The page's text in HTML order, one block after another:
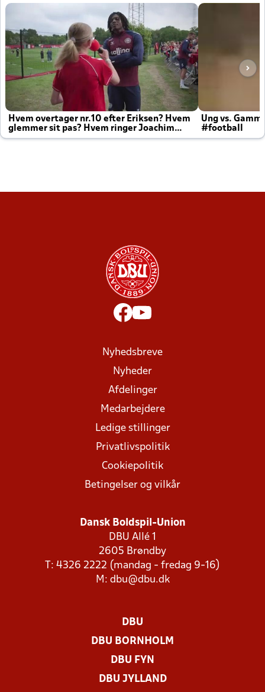
Hvem overtager nr.10 efter Eriksen? Hvem
glemmer sit pas? Hvem ringer Joachim
altid til efter kampe?
Ung vs.
#football
Nyhedsbreve
Nyheder
Afdelinger
Medarbejdere
Ledige stillinger
Privatlivspolitik
Cookiepolitik
Betingelser og vilkår
Dansk Boldspil-Union
DBU Allé 1
2605 Brøndby
T: 4326 2222 (mandag - fredag 9-16)
M: dbu@dbu.dk
DBU
DBU BORNHOLM
DBU FYN
DBU JYLLAND